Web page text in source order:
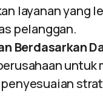
layanan yang
pelanggan.
Berdasarkan
untuk